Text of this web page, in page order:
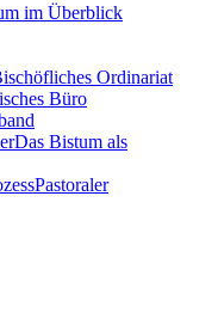
im Überblick
Ordinariat
Büro
Das Bistum als
Pastoraler